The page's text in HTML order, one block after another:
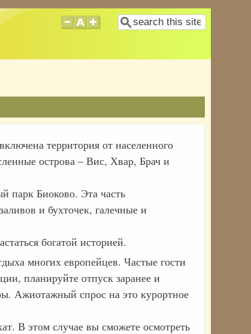
Поиск
территория от населенного
острова – Вис, Хвар, Брач и
парк Биоково. Эта часть
и бухточек, галечные и
богатой историей.
многих европейцев. Частые гости
планируйте отпуск заранее и
Ажиотажный спрос на это курортное
В этом случае вы сможете осмотреть